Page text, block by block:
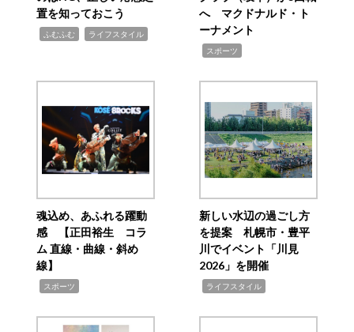
置を知っておこう
ふむふむ ライフスタイル
へ マクドナルド・ト
ーナメント
スポーツ
魂込め、あふれる躍動
感 【正田裕生 コラ
ム 直線・曲線・斜め
線】
スポーツ
新しい水辺の過ごし方
を提案 札幌市・豊平
川でイベント「川見
2026」を開催
ライフスタイル